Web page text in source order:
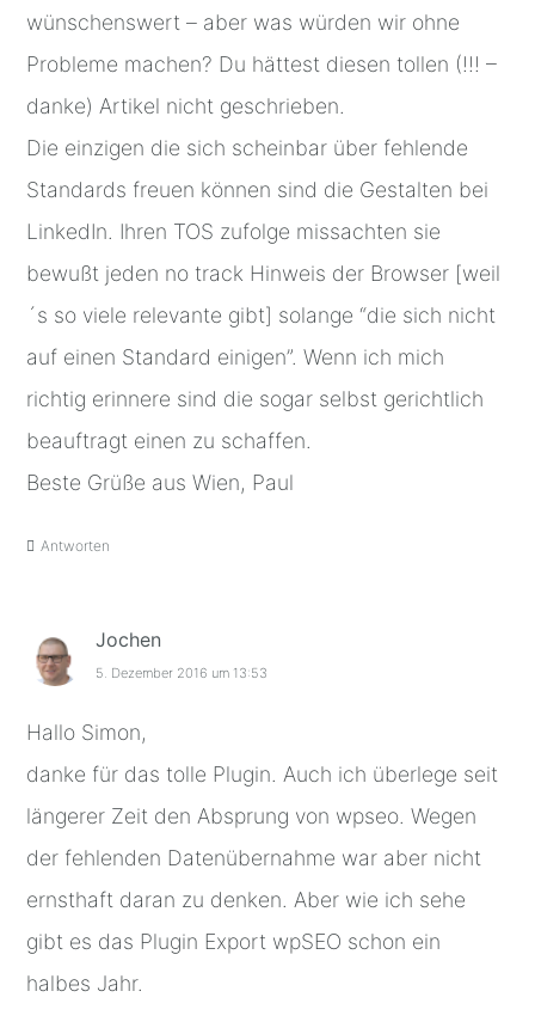
wünschenswert – aber was würden wir ohne
Probleme machen? Du hättest diesen tollen (!!! –
danke) Artikel nicht geschrieben.
Die einzigen die sich scheinbar über fehlende
Standards freuen können sind die Gestalten bei
LinkedIn. Ihren TOS zufolge missachten sie
bewußt jeden no track Hinweis der Browser [weil
´s so viele relevante gibt] solange “die sich nicht
auf einen Standard einigen”. Wenn ich mich
richtig erinnere sind die sogar selbst gerichtlich
beauftragt einen zu schaffen.
Beste Grüße aus Wien, Paul
Antworten
Jochen
5. Dezember 2016 um 13:53
Hallo Simon,
danke für das tolle Plugin. Auch ich überlege seit
längerer Zeit den Absprung von wpseo. Wegen
der fehlenden Datenübernahme war aber nicht
ernsthaft daran zu denken. Aber wie ich sehe
gibt es das Plugin Export wpSEO schon ein
halbes Jahr.